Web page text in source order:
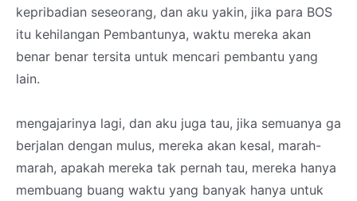
kepribadian seseorang, dan aku yakin, jika para BOS
itu kehilangan Pembantunya, waktu mereka akan
benar benar tersita untuk mencari pembantu yang
lain.
mengajarinya lagi, dan aku juga tau, jika semuanya ga
berjalan dengan mulus, mereka akan kesal, marah-
marah, apakah mereka tak pernah tau, mereka hanya
membuang buang waktu yang banyak hanya untuk